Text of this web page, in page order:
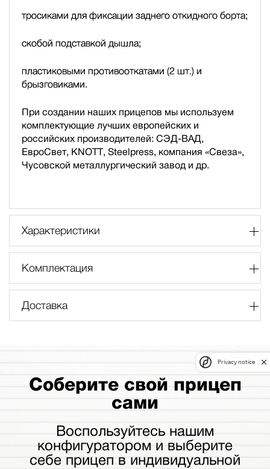
тросиками для фиксации заднего откидного борта;
скобой подставкой дышла;
пластиковыми противооткатами (2 шт.) и
брызговиками.
При создании наших прицепов мы используем
комплектующие лучших европейских и
российских производителей: СЭД-ВАД,
ЕвроСвет, KNOTT, Steelpress, компания «Свеза»,
Чусовской металлургический завод и др.
Характеристики
Комплектация
Доставка
Соберите свой прицеп
сами
Воспользуйтесь нашим
конфигуратором и выберите
себе прицеп в индивидуальной
Privacy notice